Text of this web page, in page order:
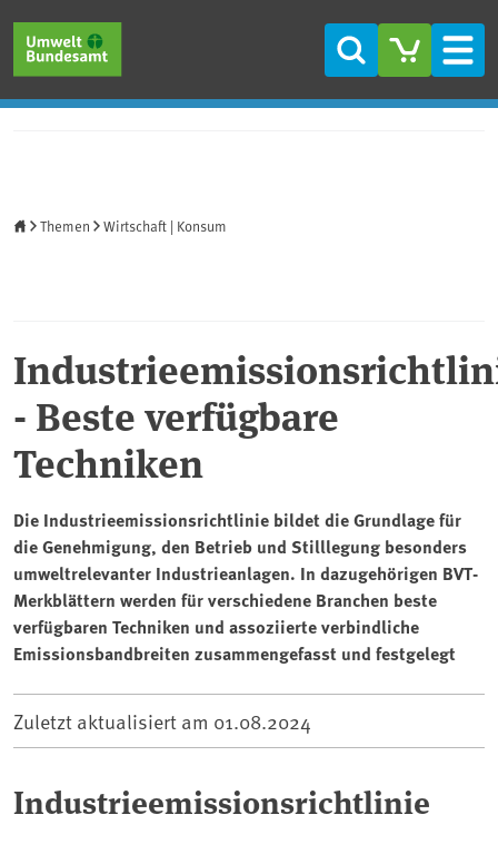
Suche
Themen Wirtschaft | Konsum
- Beste verfügbare
Techniken
Die Industrieemissionsrichtlinie bildet die Grundlage für
die Genehmigung, den Betrieb und Stilllegung besonders
umweltrelevanter Industrieanlagen. In dazugehörigen BVT-
Merkblättern werden für verschiedene Branchen beste
verfügbaren Techniken und assoziierte verbindliche
Emissionsbandbreiten zusammengefasst und festgelegt
Zuletzt aktualisiert am 01.08.2024
Industrieemissionsrichtlinie